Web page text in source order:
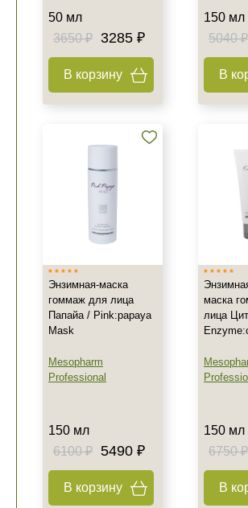
50 мл
3650 ₽
3285 ₽
В корзину
150 мл
5040 ₽
В
Энзимная-маска
гоммаж для лица
Папайа / Pink:papaya
Mask
Mesopharm
Professional
150 мл
6100 ₽ 5490 ₽
В корзину
маска
лица
150 мл
6750 ₽
В